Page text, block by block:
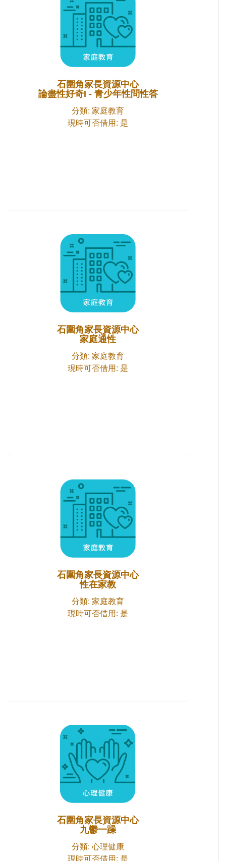
石圍角家長資源中心
論盡性好奇I - 青少年性問性答
分類: 家庭教育
現時可否借用: 是
石圍角家長資源中心
家庭通性
分類: 家庭教育
現時可否借用: 是
石圍角家長資源中心
性在家教
分類: 家庭教育
現時可否借用: 是
石圍角家長資源中心
九鬱一躁
分類: 心理健康
現時可否借用: 是